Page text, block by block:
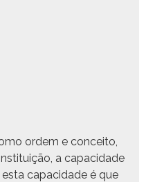
ordem e con­ceito,
a capaci­dade
capaci­dade é que